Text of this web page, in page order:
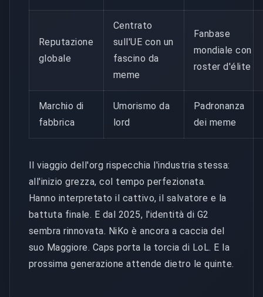
Reputazione
globale
Centrato
sull'UE con un
fascino da
meme
Fanbase
mondiale con
roster d'élite
Marchio di
fabbrica
Umorismo da
lord
Padronanza
dei meme
Il viaggio dell'org rispecchia l'industria stessa:
all'inizio grezza, col tempo perfezionata.
Hanno interpretato il cattivo, il salvatore e la
battuta finale. E dal 2025, l'identità di G2
sembra rinnovata. NiKo è ancora a caccia del
suo Maggiore. Caps porta la torcia di LoL. E la
prossima generazione attende dietro le quinte.